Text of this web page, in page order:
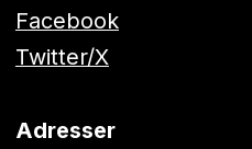
Facebook
Twitter/X
Adresser